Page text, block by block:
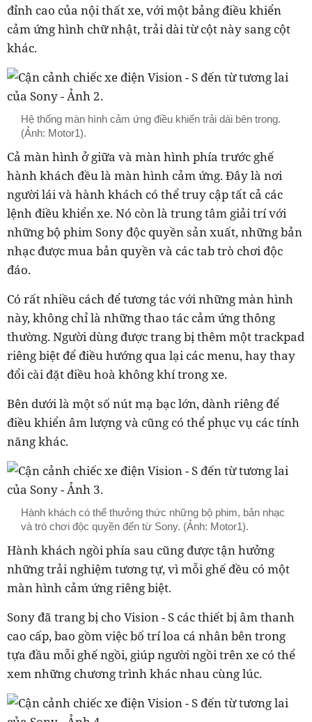
đỉnh cao của nội thất xe, với một bảng điều khiển
cảm ứng hình chữ nhật, trải dài từ cột này sang cột
khác.
Hệ thống màn hình cảm ứng điều khiển trải dài bên trong.
(Ảnh: Motor1).
Cả màn hình ở giữa và màn hình phía trước ghế
hành khách đều là màn hình cảm ứng. Đây là nơi
người lái và hành khách có thể truy cập tất cả các
lệnh điều khiển xe. Nó còn là trung tâm giải trí với
những bộ phim Sony độc quyền sản xuất, những bản
nhạc được mua bản quyền và các tab trò chơi độc
đáo.
Có rất nhiều cách để tương tác với những màn hình
này, không chỉ là những thao tác cảm ứng thông
thường. Người dùng được trang bị thêm một trackpad
riêng biệt để điều hướng qua lại các menu, hay thay
đổi cài đặt điều hoà không khí trong xe.
Bên dưới là một số nút mạ bạc lớn, dành riêng để
điều khiển âm lượng và cũng có thể phục vụ các tính
năng khác.
Hành khách có thể thưởng thức những bộ phim, bản nhạc
và trò chơi độc quyền đến từ Sony. (Ảnh: Motor1).
Hành khách ngồi phía sau cũng được tận hưởng
những trải nghiệm tương tự, vì mỗi ghế đều có một
màn hình cảm ứng riêng biệt.
Sony đã trang bị cho Vision - S các thiết bị âm thanh
cao cấp, bao gồm việc bố trí loa cá nhân bên trong
tựa đầu mỗi ghế ngồi, giúp người ngồi trên xe có thể
xem những chương trình khác nhau cùng lúc.